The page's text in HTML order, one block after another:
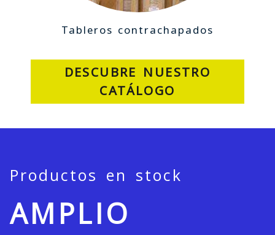
Tableros contrachapados
DESCUBRE NUESTRO
CATÁLOGO
Productos en stock
AMPLIO